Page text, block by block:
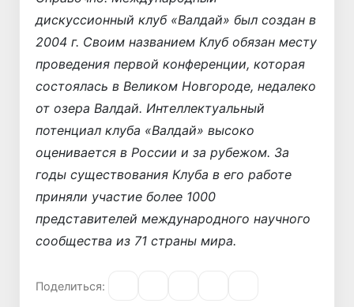
дискуссионный клуб «Валдай» был создан в
2004 г. Своим названием Клуб обязан месту
проведения первой конференции, которая
состоялась в Великом Новгороде, недалеко
от озера Валдай. Интеллектуальный
потенциал клуба «Валдай» высоко
оценивается в России и за рубежом. За
годы существования Клуба в его работе
приняли участие более 1000
представителей международного научного
сообщества из 71 страны мира.
Поделиться: